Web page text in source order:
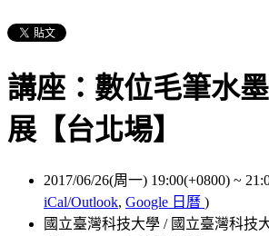
講座：數位​毛筆​水
展【台北場】
2017/06/26(周一) 19:00(+0800) ~
iCal/Outlook, Google 日曆 )
國立臺灣科技大學 / 國立臺灣科技